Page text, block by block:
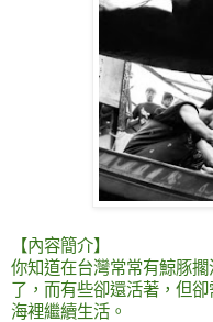
【內容簡介】
你知道在台灣常常有鯨豚
了，而有些卻還活著，但
海裡繼續生活。